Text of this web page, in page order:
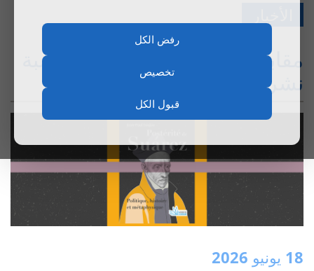
رفض الكل
تخصيص
قبول الكل
مقابلة مع جان-بول كوجو بمناسبة
نشر كتابه «إرث سواريز».
18 يونيو 2026